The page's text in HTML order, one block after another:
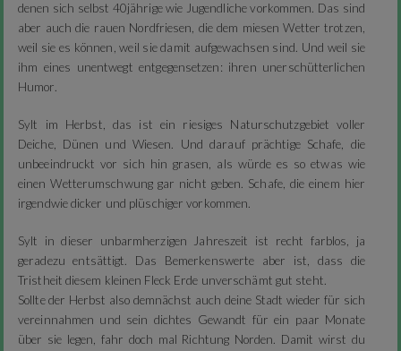
denen sich selbst 40jährige wie Jugendliche vorkommen. Das sind
aber auch die rauen Nordfriesen, die dem miesen Wetter trotzen,
weil sie es können, weil sie damit aufgewachsen sind. Und weil sie
ihm eines unentwegt entgegensetzen: ihren unerschütterlichen
Humor.
Sylt im Herbst, das ist ein riesiges Naturschutzgebiet voller
Deiche, Dünen und Wiesen. Und darauf prächtige Schafe, die
unbeeindruckt vor sich hin grasen, als würde es so etwas wie
einen Wetterumschwung gar nicht geben. Schafe, die einem hier
irgendwie dicker und plüschiger vorkommen.
Sylt in dieser unbarmherzigen Jahreszeit ist recht farblos, ja
geradezu entsättigt. Das Bemerkenswerte aber ist, dass die
Tristheit diesem kleinen Fleck Erde unverschämt gut steht.
Sollte der Herbst also demnächst auch deine Stadt wieder für sich
vereinnahmen und sein dichtes Gewandt für ein paar Monate
über sie legen, fahr doch mal Richtung Norden. Damit wirst du